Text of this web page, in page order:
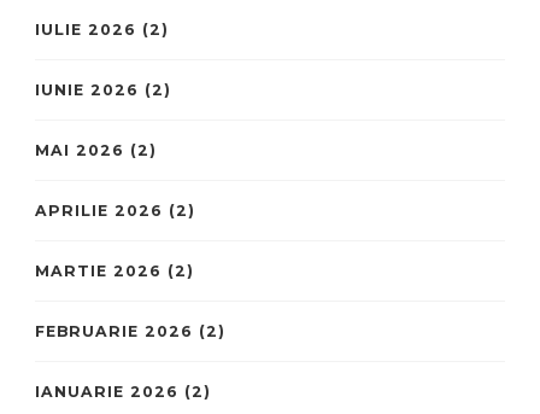
IULIE 2026 (2)
IUNIE 2026 (2)
MAI 2026 (2)
APRILIE 2026 (2)
MARTIE 2026 (2)
FEBRUARIE 2026 (2)
IANUARIE 2026 (2)